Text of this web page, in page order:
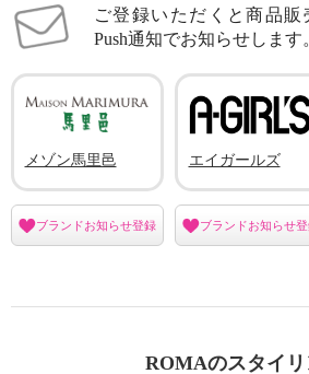
ご登録いただくと商品販
Push通知でお知らせします
メゾン馬里邑
ブランドお知らせ登録
エイガールズ
ブランドお知らせ
ROMAのスタイリ